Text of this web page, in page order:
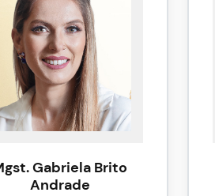
Gabriela Brito
Andrade